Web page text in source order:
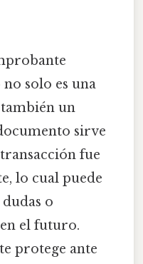
solo es una
un
sirve
fue
lo cual puede
o
el futuro.
protege ante